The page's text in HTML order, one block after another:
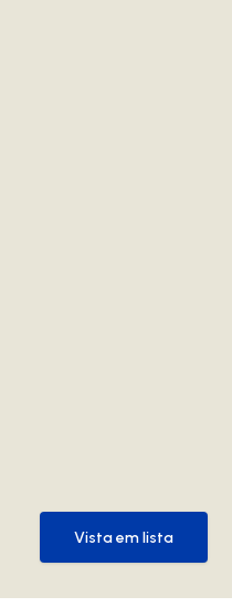
Vista em lista
Vista em lista